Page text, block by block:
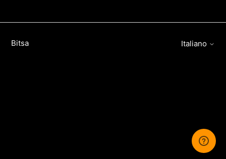
Bitsa Italiano